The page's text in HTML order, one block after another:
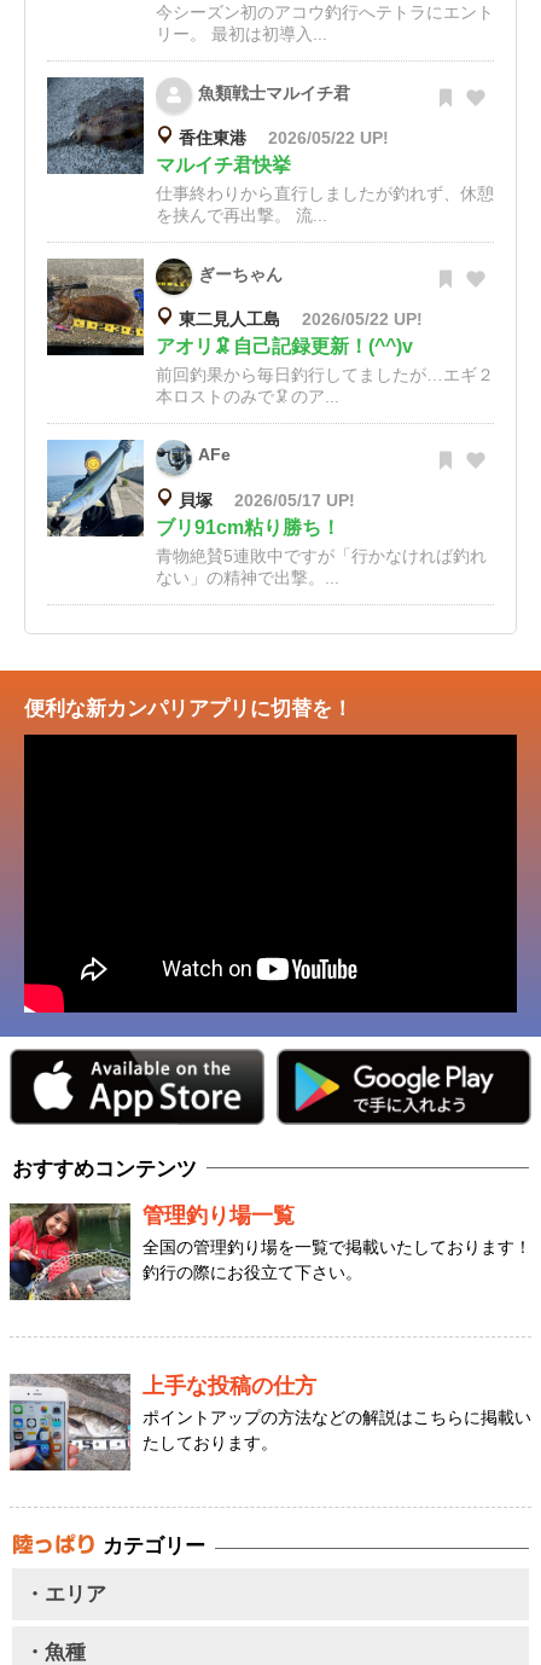
今シーズン初のアコウ釣行へテトラにエント
リー。 最初は初導入...
魚類戦士マルイチ君
香住東港 2026/05/22 UP!
マルイチ君快挙
仕事終わりから直行しましたが釣れず、休憩
を挟んで再出撃。 流...
ぎーちゃん
東二見人工島 2026/05/22 UP!
アオリ🦑自己記録更新！(^^)v
前回釣果から毎日釣行してましたが…エギ２
本ロストのみで🦑のア...
AFe
貝塚 2026/05/17 UP!
ブリ91cm粘り勝ち！
青物絶賛5連敗中ですが「行かなければ釣れ
ない」の精神で出撃。...
便利な新カンパリアプリに切替を！
おすすめコンテンツ
管理釣り場一覧
全国の管理釣り場を一覧で掲載いたしております！
釣行の際にお役立て下さい。
上手な投稿の仕方
ポイントアップの方法などの解説はこちらに掲載い
たしております。
カテゴリー
・エリア
・魚種